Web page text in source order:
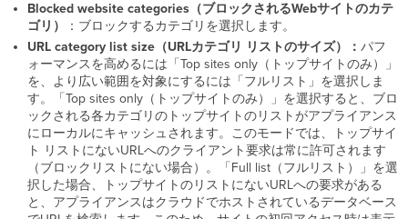
ー
ド
（*）
の
使
用
特
定
の
URL
を
ブ
Blocked website categories（ブロックされるWebサイトのカテ
ゴリ）
：ブロックするカテゴリを選択します。
URL category list size（URLカテゴリ リストのサイズ）： パフ
ォーマンスを高めるには「Top sites only（トップサイトのみ）」
を、より広い範囲を対象にするには「フルリスト」を選択しま
す。「Top sites only（トップサイトのみ）」を選択すると、ブロ
ックされる各カテゴリのトップサイトのリストがアプライアンス
にローカルにキャッシュされます。このモードでは、トップサイ
ト リストにないURLへのクライアント要求は常に許可されます
（ブロックリストにない場合）。「Full list（フルリスト）」を選
択した場合、トップサイトのリストにないURLへの要求がある
と、アプライアンスはクラウドでホストされているデータベース